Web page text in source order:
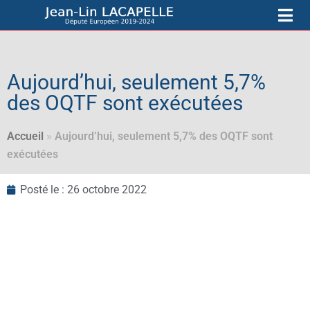
Aujourd’hui, seulement 5,7%
des OQTF sont exécutées
Accueil » Aujourd’hui, seulement 5,7% des OQTF sont
exécutées
Posté le : 26 octobre 2022